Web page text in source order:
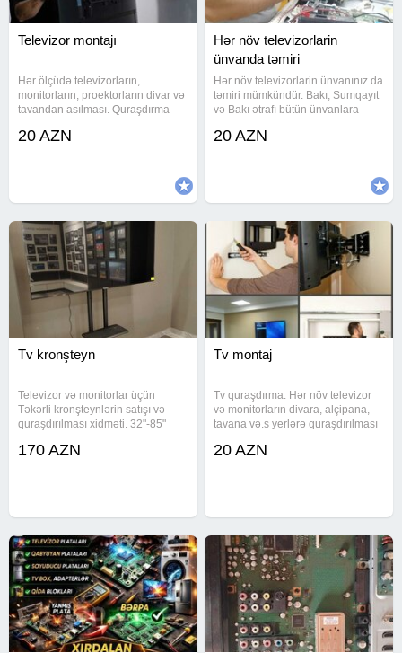
Televizor montajı
Hər ölçüdə televizorların,
monitorların, proektorların divar və
tavandan asılması. Quraşdırma
Zəhmət haqqı televizorun
20 AZN
Hər növ televizorlarin
ünvanda təmiri
Hər növ televizorlarin ünvanınız da
təmiri mümkündür. Bakı, Sumqayıt
və Bakı ətrafı bütün ünvanlara
Görülən işə rəsmi zəmanət (
20 AZN
Tv kronşteyn
Televizor və monitorlar üçün
Təkərli kronşteynlərin satışı və
quraşdırılması xidməti. 32"-85"
quraşdırmaq mümkündür.Görülən
170 AZN
Tv montaj
Tv quraşdırma. Hər növ televizor
və monitorların divara, alçipana,
tavana və.s yerlərə quraşdırılması
Satışda hər növ tv asılqan
20 AZN